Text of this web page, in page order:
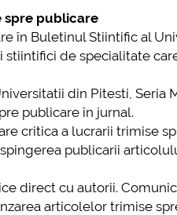
spre publicare
în Buletinul Stiintific al
stiintifici de specialitate
din Pitesti, Seria
publicare în jurnal.
critica a lucrarii trimise
publicarii
direct cu autorii.
articolelor trimise